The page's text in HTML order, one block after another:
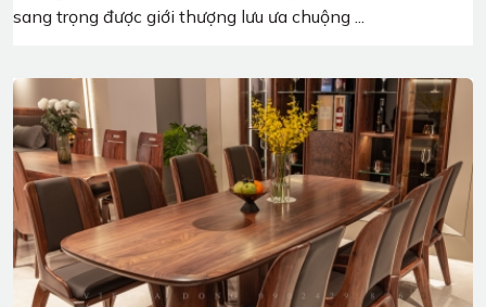
thi công nội thất gỗ óc chó để ...